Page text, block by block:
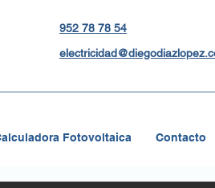
952 78 78 54
Fotovoltaica Contacto